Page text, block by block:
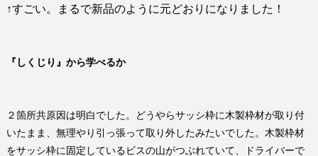
↑すごい。まるで新品のように元どおりになりました！
『しくじり』から学べるか
２箇所共原因は明白でした。どうやらサッシ枠に木製枠材が取り付
いたまま、無理やり引っ張って取り外したみたいでした。木製枠材
をサッシ枠に固定しているビスの山がつぶれていて、ドライバーで